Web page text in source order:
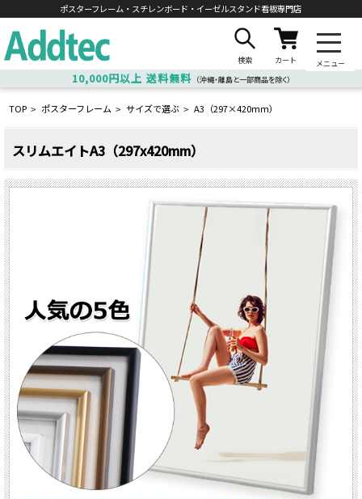
ポスターフレーム・スチレンボード・ イーゼルスタンド看板専門店
検索 カート メニュー
10,000円以上 送料無料 （沖縄・離島と一部商品を除く）
TOP > ポスターフレーム > サイズで選ぶ > A3（297×420ｍｍ）
スリムエイトA3（297x420mm）